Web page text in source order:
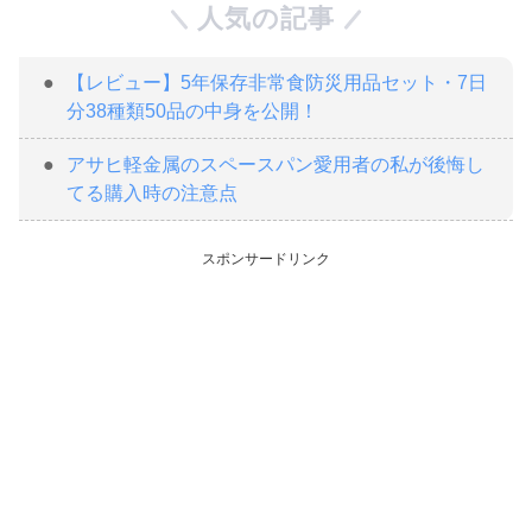
人気の記事
【レビュー】5年保存非常食防災用品セット・7日
分38種類50品の中身を公開！
アサヒ軽金属のスペースパン愛用者の私が後悔し
てる購入時の注意点
スポンサードリンク